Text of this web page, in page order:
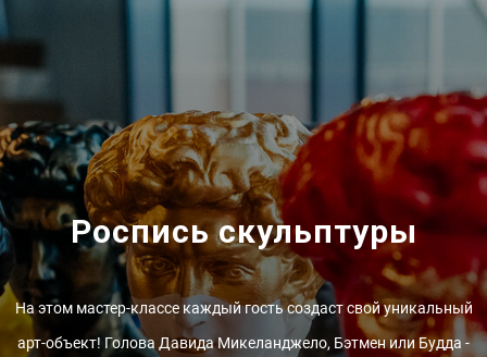
Роспись скульптуры
На этом мастер-классе каждый гость создаст свой уникальный
арт-объект! Голова Давида Микеланджело, Бэтмен или Будда -